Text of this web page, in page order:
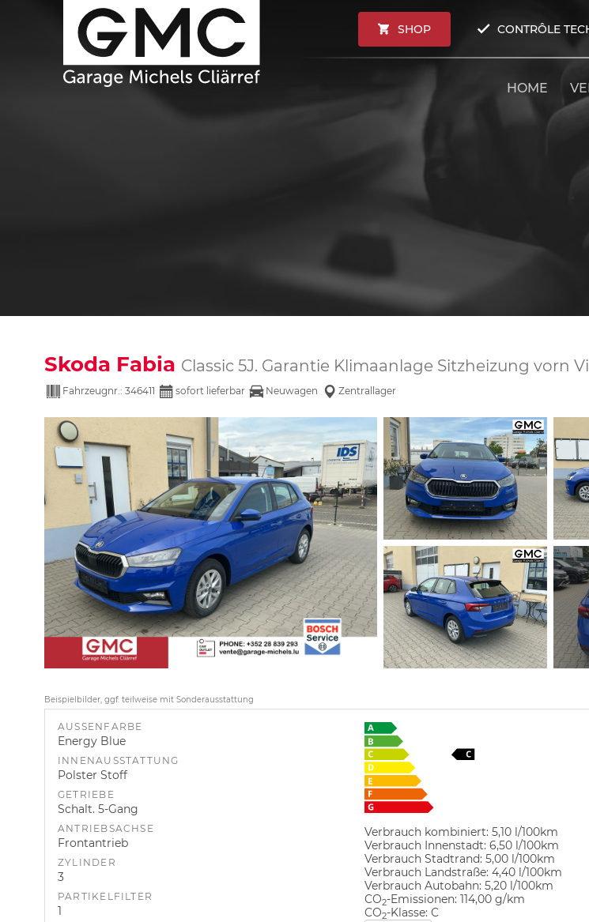
SHOP CONTRÔLE
HOME
Skoda Fabia Classic 5J. Garantie Klimaanlage Sitzheizung vorn
Fahrzeugnr.: 346411 sofort lieferbar Neuwagen Zentrallager
Beispielbilder, ggf. teilweise mit Sonderausstattung
AUSSENFARBE
Energy Blue
INNENAUSSTATTUNG
Polster Stoff
GETRIEBE
Schalt. 5-Gang
ANTRIEBSACHSE
Frontantrieb
ZYLINDER
3
PARTIKELFILTER
1
Verbrauch kombiniert: 5,10 l/100km
Verbrauch Innenstadt: 6,50 l/100km
Verbrauch Stadtrand: 5,00 l/100km
Verbrauch Landstraße: 4,40 l/100km
Verbrauch Autobahn: 5,20 l/100km
CO2-Emissionen: 114,00 g/km
CO2-Klasse: C